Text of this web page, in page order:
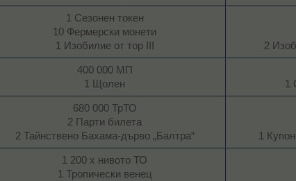
1 Сезонен токен
10 Фермерски монети
1 Изобилие от тор III​
2
400 000 МП
1 Щолен​
1
680 000 ТрТО
2 Парти билета
2 Тайнствено Бахама-дърво „Балтра“​
1
1 200 х нивото ТО
1 Тропически венец